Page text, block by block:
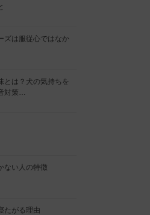
ズは服従心ではなか
とは？犬の気持ちを
対策…
ない人の特徴
たがる理由